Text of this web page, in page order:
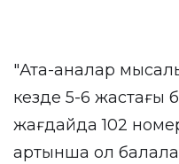
"Ата-аналар
кезде 5-6 жастағы
жағдайда 102
артынша ол